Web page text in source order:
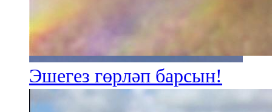
Эшегез гөрләп барсын!